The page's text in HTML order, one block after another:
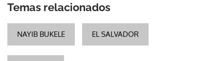
Temas relacionados
NAYIB BUKELE EL SALVADOR